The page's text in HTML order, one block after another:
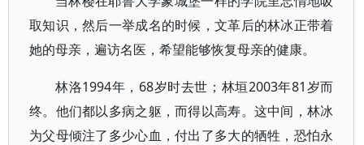
取知识，然后一举成名的时候，文革后的林冰正带着
她的母亲，遍访名医，希望能够恢复母亲的健康。
林洛1994年，68岁时去世；林垣2003年81岁而
终。他们都以多病之躯，而得以高寿。这中间，林冰
为父母倾注了多少心血，付出了多大的牺牲，恐怕永